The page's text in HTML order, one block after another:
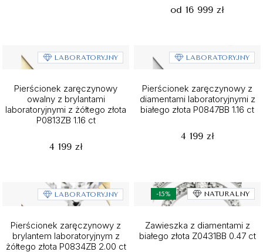
od 16 999 zł
LABORATORYJNY
Pierścionek zaręczynowy
owalny z brylantami
laboratoryjnymi z żółtego złota
P0813ZB 1.16 ct
4 199 zł
LABORATORYJNY
Pierścionek zaręczynowy z
diamentami laboratoryjnymi z
białego złota P0847BB 1.16 ct
4 199 zł
LABORATORYJNY
Pierścionek zaręczynowy z
brylantem laboratoryjnym z
żółtego złota P0834ZB 2.00 ct
-15% NATURALNY
Zawieszka z diamentami z
białego złota Z0431BB 0.47 ct